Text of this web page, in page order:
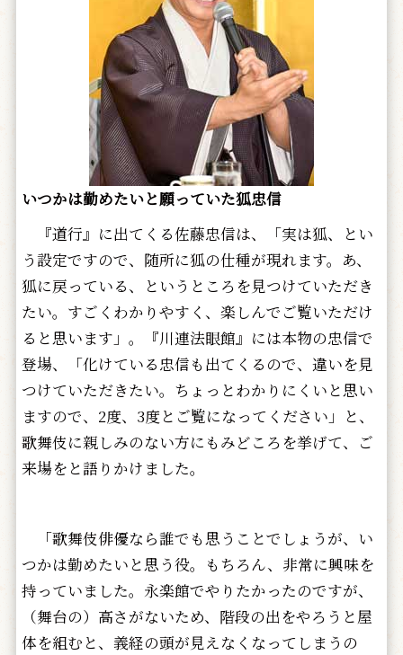
いつかは勤めたいと願っていた狐忠信
『道行』に出てくる佐藤忠信は、「実は狐、とい
う設定ですので、随所に狐の仕種が現れます。あ、
狐に戻っている、というところを見つけていただき
たい。すごくわかりやすく、楽しんでご覧いただけ
ると思います」。『川連法眼館』には本物の忠信で
登場、「化けている忠信も出てくるので、違いを見
つけていただきたい。ちょっとわかりにくいと思い
ますので、2度、3度とご覧になってください」と、
歌舞伎に親しみのない方にもみどころを挙げて、ご
来場をと語りかけました。
「歌舞伎俳優なら誰でも思うことでしょうが、い
つかは勤めたいと思う役。もちろん、非常に興味を
持っていました。永楽館でやりたかったのですが、
（舞台の）高さがないため、階段の出をやろうと屋
体を組むと、義経の頭が見えなくなってしまうの